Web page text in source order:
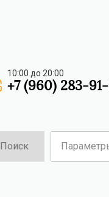
10:00 до 20:00
+7 (960) 283-
Поиск